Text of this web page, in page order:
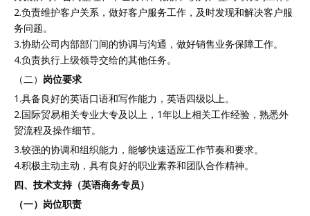
2.负责维护客户关系，做好客户服务工作，及时发现和解决客户服
务问题。
3.协助公司内部部门间的协调与沟通，做好销售业务保障工作。
4.负责执行上级领导交给的其他任务。
（二） 岗位要求
1.具备良好的英语口语和写作能力，英语四级以上。
2.国际贸易相关专业大专及以上，1年以上相关工作经验，熟悉外
贸流程及操作细节。
3.较强的协调和组织能力，能够快速适应工作节奏和要求。
4.积极主动主动，具有良好的职业素养和团队合作精神。
四、 技术支持（英语商务专员）
（一）岗位职责